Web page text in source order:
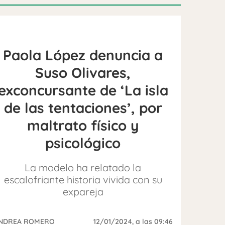
Paola López denuncia a
Suso Olivares,
de ‘La isla
de las tentaciones’, por
maltrato físico y
psicológico
La modelo ha relatado la
escalofriante historia vivida con su
expareja
ROMERO 12/01/2024, a las 09:46